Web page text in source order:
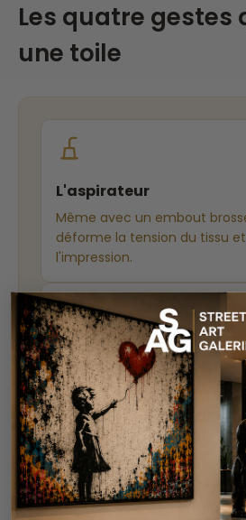
Les quatre gestes
une toile
L'aspirateur
Même avec un embout
déforme la tension du tissu
l'impression.
Le lavage général
L'eau traverse le coton,
gondoler le châssis en bois.
Les produits ménagers